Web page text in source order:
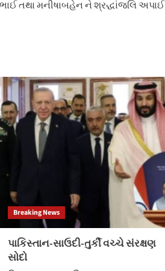
તથા મનીષાબહેન ને શ્રદ્ધાંજલિ અપાઈ
Breaking News
પાકિસ્તાન-સાઉદી-તુર્કી વચ્ચે સંરક્ષણ
સોદો